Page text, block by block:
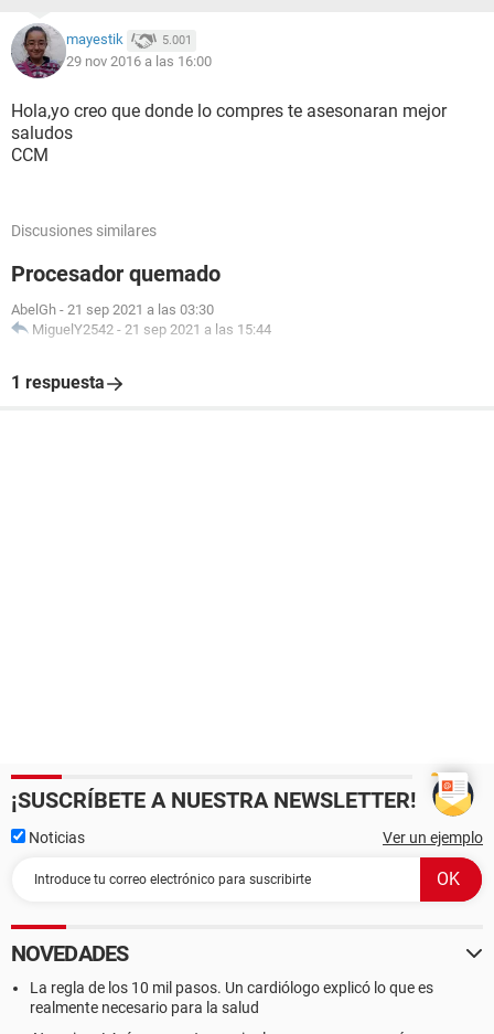
mayestik 5.001
29 nov 2016 a las 16:00
Hola,yo creo que donde lo compres te asesonaran mejor
saludos
CCM
Discusiones similares
Procesador quemado
AbelGh - 21 sep 2021 a las 03:30
MiguelY2542 - 21 sep 2021 a las 15:44
1 respuesta
¡SUSCRÍBETE A NUESTRA NEWSLETTER!
Noticias Ver un ejemplo
NOVEDADES
La regla de los 10 mil pasos. Un cardiólogo explicó lo que es
realmente necesario para la salud